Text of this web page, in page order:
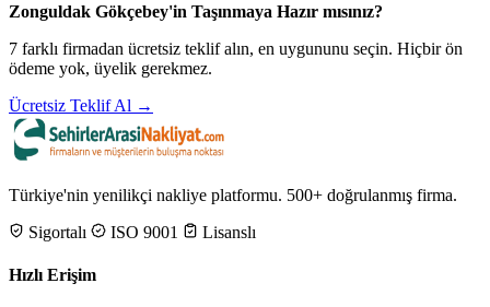
Zonguldak Gökçebey'in Taşınmaya Hazır mısınız?
7 farklı firmadan ücretsiz teklif alın, en uygununu seçin. Hiçbir ön
ödeme yok, üyelik gerekmez.
Ücretsiz Teklif Al →
Türkiye'nin yenilikçi nakliye platformu. 500+ doğrulanmış firma.
Sigortalı
ISO 9001 Lisanslı
Hızlı Erişim